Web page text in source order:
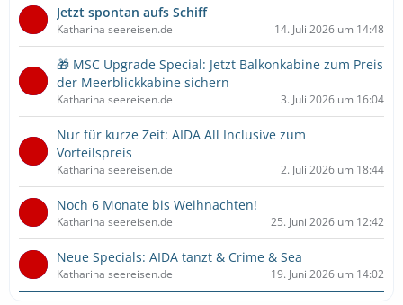
Jetzt spontan aufs Schiff
Katharina seereisen.de 14. Juli 2026 um 14:48
🎁 MSC Upgrade Special: Jetzt Balkonkabine zum Preis
der Meerblickkabine sichern
Katharina seereisen.de 3. Juli 2026 um 16:04
Nur für kurze Zeit: AIDA All Inclusive zum
Vorteilspreis
Katharina seereisen.de 2. Juli 2026 um 18:44
Noch 6 Monate bis Weihnachten!
Katharina seereisen.de 25. Juni 2026 um 12:42
Neue Specials: AIDA tanzt & Crime & Sea
Katharina seereisen.de 19. Juni 2026 um 14:02